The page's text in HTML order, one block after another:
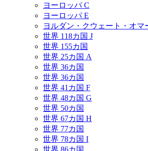
ヨーロッパ C
ヨーロッパ E
ヨルダン・クウェート・オマ
世界 118カ国 J
世界 155カ国
世界 25カ国 A
世界 36カ国
世界 36カ国
世界 41カ国 F
世界 48カ国 G
世界 50カ国
世界 67カ国 H
世界 77カ国
世界 78カ国 I
世界 86カ国